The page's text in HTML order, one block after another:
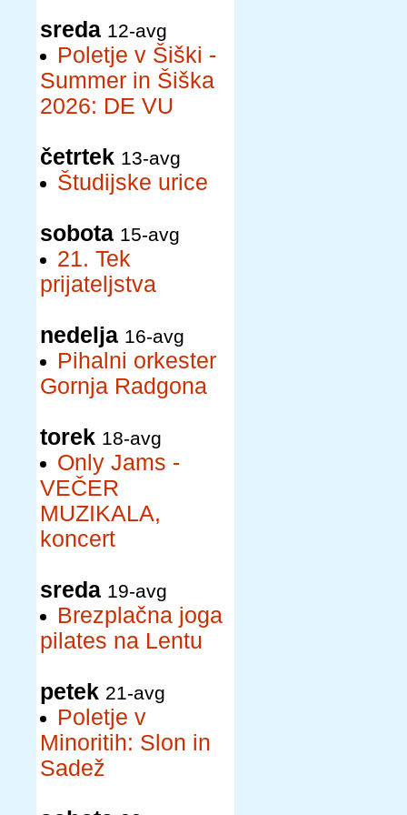
sreda 12-avg
Poletje v Šiški -
Summer in Šiška
2026: DE VU
četrtek 13-avg
Študijske urice
sobota 15-avg
21. Tek
prijateljstva
nedelja 16-avg
Pihalni orkester
Gornja Radgona
torek 18-avg
Only Jams -
VEČER
MUZIKALA,
koncert
sreda 19-avg
Brezplačna joga
pilates na Lentu
petek 21-avg
Poletje v
Minoritih: Slon in
Sadež